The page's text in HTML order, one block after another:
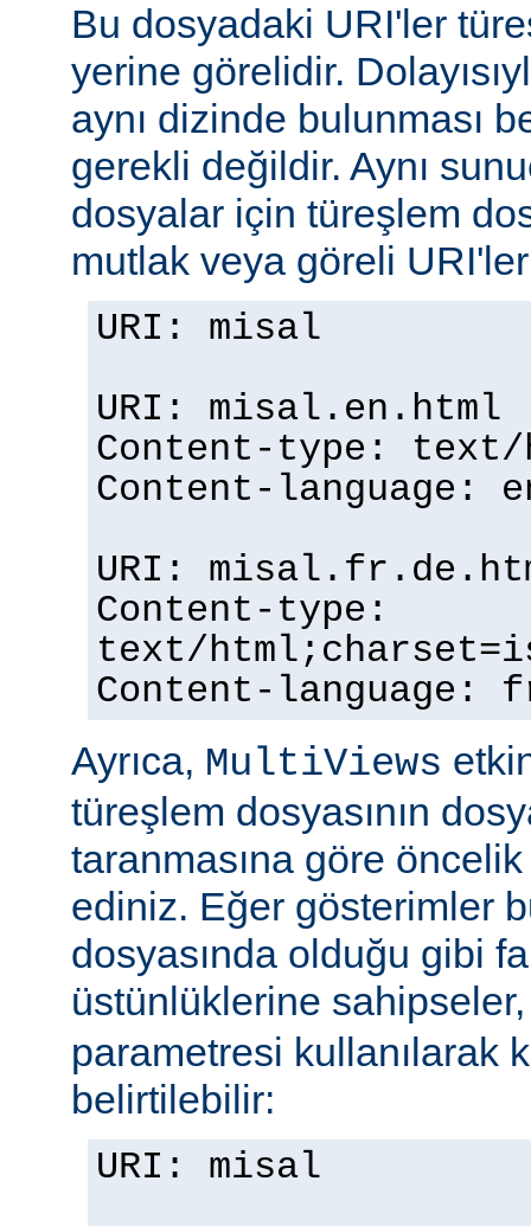
Bu dosyadaki URI'ler
yerine görelidir.
aynı dizinde bulunması
gerekli değildir. Aynı
dosyalar için türeşlem
mutlak veya göreli
URI: misal
URI: misal.en.html
Content-type: text/
Content-language:
URI:
Content-type:
text/
Content-language:
Ayrıca, MultiViews
türeşlem dosyasının
taranmasına göre
ediniz. Eğer gösterimler
dosyasında olduğu gibi
üstünlüklerine
parametresi kullanılarak
belirtilebilir:
URI: misal